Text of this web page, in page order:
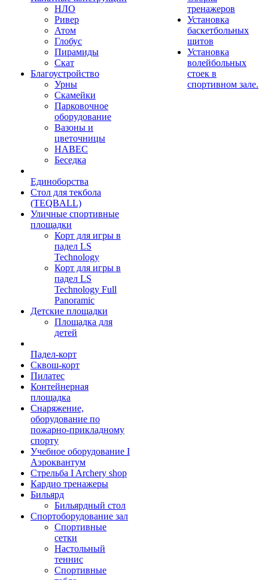
НЛО
Ривер
Атом
Глобус
Пирамиды
Скат
Благоустройство
Урны
Скамейки
Парковочное
оборудование
Вазоны и
цветочницы
НАВЕС
Беседка
Единоборства
Стол для текбола
(TEQBALL)
Уличные спортивные
площадки
Корт для игры в
падел LS
Technology
Корт для игры в
падел LS
Technology Full
Panoramic
Детские площадки
Площадка для
детей
Падел-корт
Сквош-корт
Пилатес
Контейнерная
площадка
Снаряжение,
оборудование по
пожарно-прикладному
спорту
Учебное оборудование I
Аэроквантум
Стрельба I Archery shop
Кардио тренажеры
Бильярд
Бильярдный стол
Спортоборудование зал
Спортивные
сетки
Настольный
теннис
Спортивные
тренажеров
Установка
баскетбольных
щитов
Установка
волейбольных
стоек в
спортивном зале.